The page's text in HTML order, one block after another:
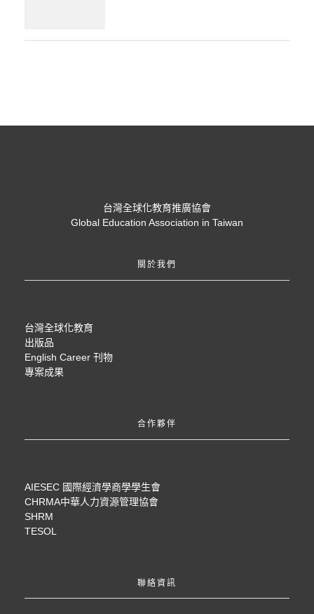
台灣全球化教育推廣協會
Global Education Association in Taiwan
關於我們
台灣全球化教育
出版品
English Career 刊物
專案成果
合作夥伴
AIESEC 國際經濟學商學學生會
CHRMA中華人力資源管理協會
SHRM
TESOL
聯絡資訊